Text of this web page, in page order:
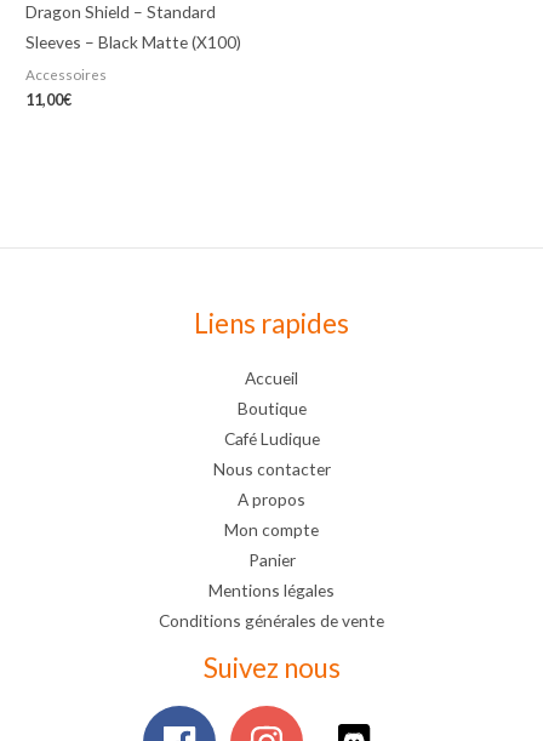
Dragon Shield – Standard
Sleeves – Black Matte (X100)
Accessoires
11,00€
Liens rapides
Accueil
Boutique
Café Ludique
Nous contacter
A propos
Mon compte
Panier
Mentions légales
Conditions générales de vente
Suivez nous